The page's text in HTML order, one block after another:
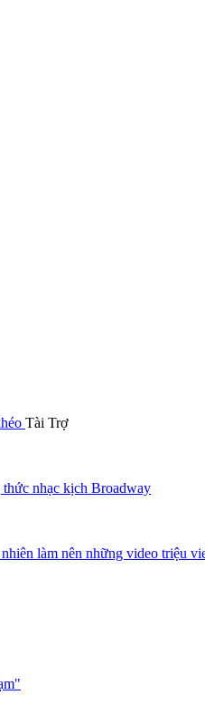
Tài Trợ
nhạc kịch Broadway
làm nên những video triệu